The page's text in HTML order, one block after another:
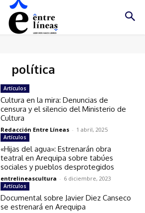
política
Artículos
Cultura en la mira: Denuncias de
censura y el silencio del Ministerio de
Cultura
Redacción Entre Líneas - 1 abril, 2025
Artículos
«Hijas del agua»: Estrenarán obra
teatral en Arequipa sobre tabúes
sociales y pueblos desprotegidos
entrelineascultura - 6 diciembre, 2023
Artículos
Documental sobre Javier Diez Canseco
se estrenará en Arequipa